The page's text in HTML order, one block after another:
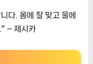
다. 몸에 잘 맞고 물에
– 제시카